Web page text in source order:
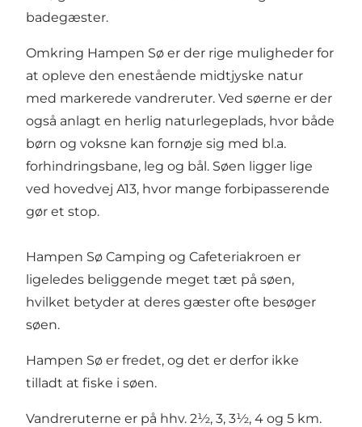
badegæster.
Omkring Hampen Sø er der rige muligheder for
at opleve den enestående midtjyske natur
med markerede vandreruter. Ved søerne er der
også anlagt en herlig naturlegeplads, hvor både
børn og voksne kan fornøje sig med bl.a.
forhindringsbane, leg og bål. Søen ligger lige
ved hovedvej A13, hvor mange forbipasserende
gør et stop.
Hampen Sø Camping og Cafeteriakroen er
ligeledes beliggende meget tæt på søen,
hvilket betyder at deres gæster ofte besøger
søen.
Hampen Sø er fredet, og det er derfor ikke
tilladt at fiske i søen.
Vandreruterne er på hhv. 2½, 3, 3½, 4 og 5 km.